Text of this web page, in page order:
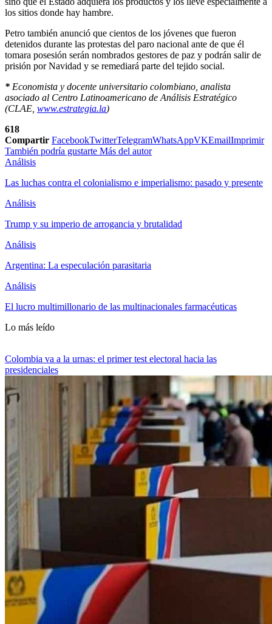
los sitios donde hay hambre.
Petro también anunció que cientos de los jóvenes que fueron
detenidos durante las protestas del paro nacional ante de que él
tomara posesión serán nombrados gestores de paz y podrán salir de
prisión por Navidad y se remediará parte del tejido social.
* Economista y docente universitario colombiano, analista
asociado al Centro Latinoamericano de Análisis Estratégico
(CLAE, www.estrategia.la)
618
Compartir FacebookTwitterTelegramWhatsAppVKEmailImprimir
También podría gustarte Más del autor
Análisis
Las luchas contra el colonialismo e imperialismo: pasado y presente
Análisis
Trump y su imperio de arrogancia y brutalidad
Análisis
Argentina: La especulación parasitaria
Análisis
El lucro multimillonario de las multinacionales farmacéuticas
Lo más leído
Colombia va a la urnas: el primer test electoral hacia las
presidenciales